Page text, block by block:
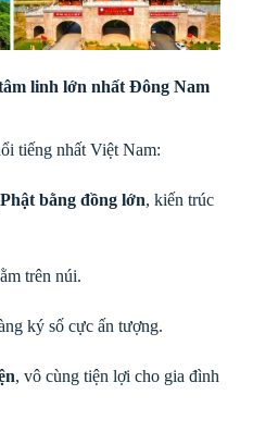
linh lớn nhất Đông Nam
tiếng nhất Việt Nam:
bằng đồng lớn, kiến trúc
trên núi.
ký số cực ấn tượng.
, vô cùng tiện lợi cho gia đình